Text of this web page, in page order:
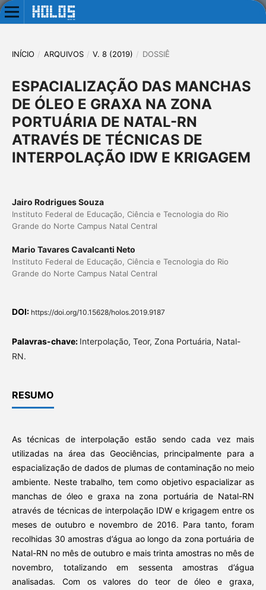
INÍCIO / ARQUIVOS / V. 8 (2019) / DOSSIÊ
ESPACIALIZAÇÃO DAS MANCHAS
DE ÓLEO E GRAXA NA ZONA
PORTUÁRIA DE NATAL-RN
ATRAVÉS DE TÉCNICAS DE
INTERPOLAÇÃO IDW E KRIGAGEM
Jairo Rodrigues Souza
Instituto Federal de Educação, Ciência e Tecnologia do Rio
Grande do Norte Campus Natal Central
Mario Tavares Cavalcanti Neto
Instituto Federal de Educação, Ciência e Tecnologia do Rio
Grande do Norte Campus Natal Central
DOI: https://doi.org/10.15628/holos.2019.9187
Palavras-chave: Interpolação, Teor, Zona Portuária, Natal-
RN.
RESUMO
As técnicas de interpolação estão sendo cada vez mais
utilizadas na área das Geociências, principalmente para a
espacialização de dados de plumas de contaminação no meio
ambiente. Neste trabalho, tem como objetivo espacializar as
manchas de óleo e graxa na zona portuária de Natal-RN
através de técnicas de interpolação IDW e krigagem entre os
meses de outubro e novembro de 2016. Para tanto, foram
recolhidas 30 amostras d’água ao longo da zona portuária de
Natal-RN no mês de outubro e mais trinta amostras no mês de
novembro, totalizando em sessenta amostras d’água
analisadas. Com os valores do teor de óleo e graxa,